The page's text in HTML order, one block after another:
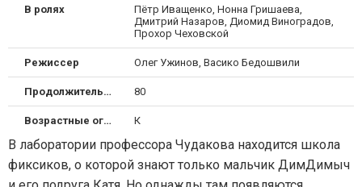
В ролях
Пётр Иващенко, Нонна Гришаева,
Дмитрий Назаров, Диомид Виноградов,
Прохор Чеховской
Режиссер Олег Ужинов, Васико Бедошвили
Продолжительность 80
Возрастные ограничения К
В лаборатории профессора Чудакова находится школа
фиксиков, о которой знают только мальчик ДимДимыч